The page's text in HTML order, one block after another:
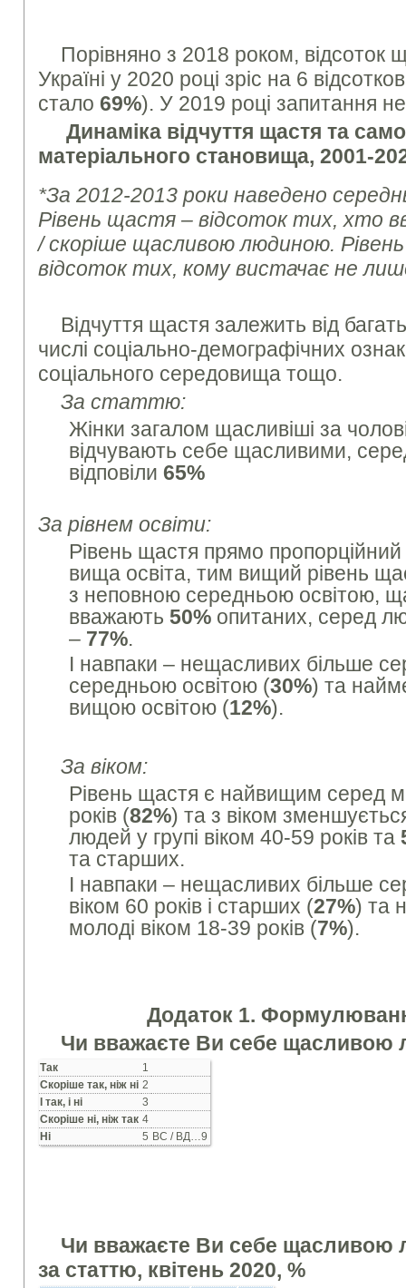
Порівняно з 2018 роком, відсоток
Україні у 2020 році зріс на 6
стало69%). У 2019 році запитання
Динаміка відчуття щастя та
матеріального становища, 2001-
*За 2012-2013 роки наведено
Рівень щастя – відсоток тих, хто
/ скоріше щасливою людиною.
відсоток тих, кому вистачає не
Відчуття щастя залежить від
числі соціально-демографічних
соціального середовища тощо.
За статтю:
Жінки загалом щасливіші за
відчувають себе щасливими,
відповіли65%
За рівнем освіти:
Рівень щастя прямо
вища освіта, тим вищий рівень
з неповною середньою освітою,
вважають50% опитаних, серед
– 77%.
І навпаки – нещасливих більше
середньою освітою (30%) та
вищою освітою (12%).
За віком:
Рівень щастя є найвищим серед
років (82%) та з віком
людей у групі віком 40-59 років та
та старших.
І навпаки – нещасливих більше
віком 60 років і старших (27%) та
молоді віком 18-39 років (7%).
Додаток 1.
Чи вважаєте Ви себе
Так
1
Скоріше так, ніж ні 2
І так, і ні
3
Скоріше ні, ніж так 4
Ні
5 ВС / ВД…9
Чи вважаєте Ви себе щасливою
за статтю, квітень 2020, %